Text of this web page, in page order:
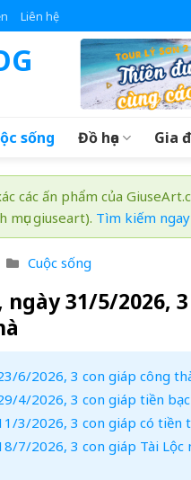
Liên hệ
sống Đồ họa Gia
các ấn phẩm của
mục giuseart). Tìm kiếm ngay
Cuộc sống
31/5/2026,
6/2026, 3 con giáp công
4/2026, 3 con giáp tiền
3/2026, 3 con giáp có
7/2026, 3 con giáp Tài